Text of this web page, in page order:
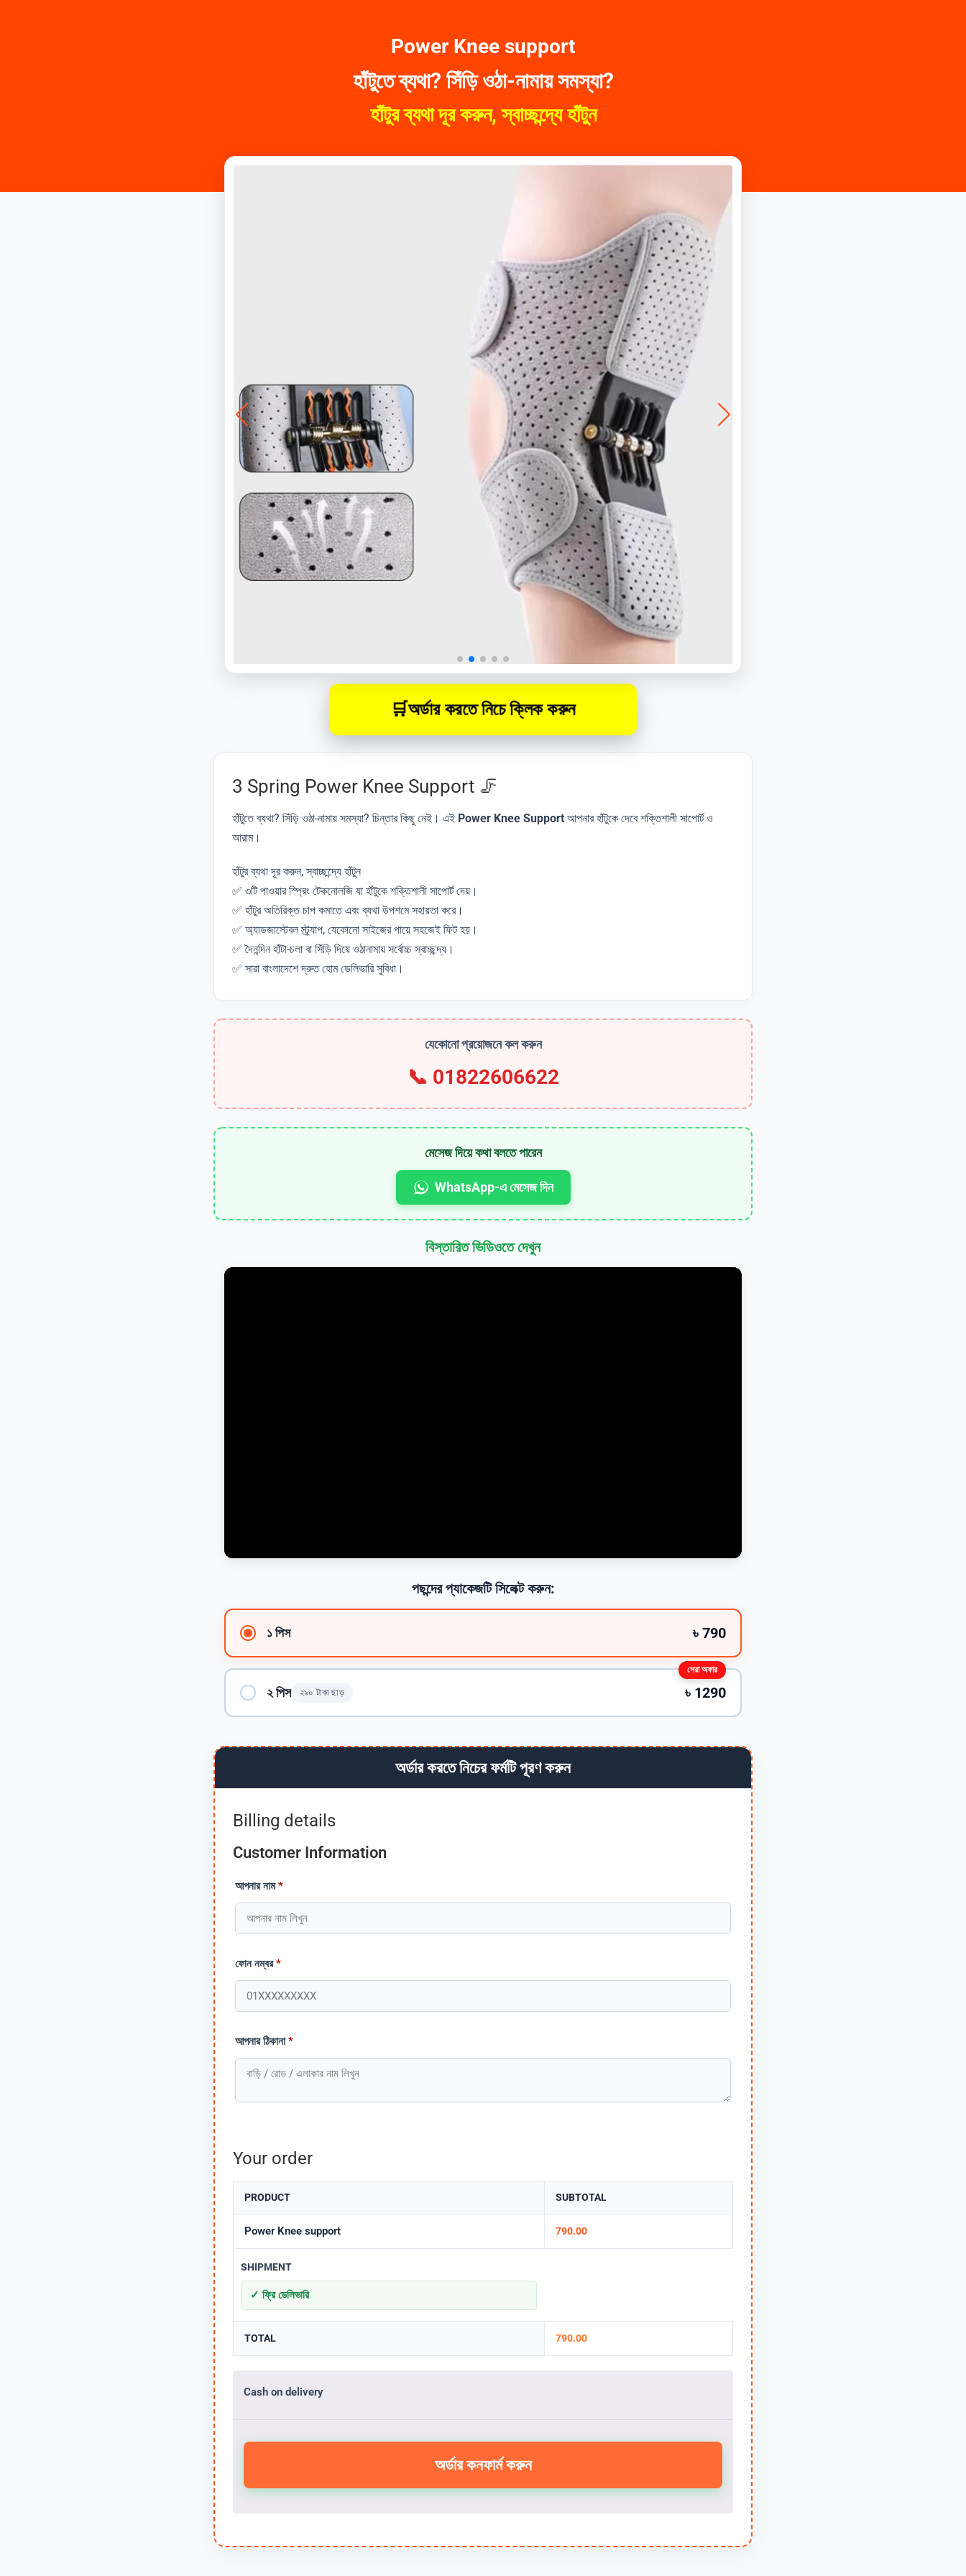
Power Knee support
হাঁটুতে ব্যথা? সিঁড়ি ওঠা-নামায় সমস্যা?
হাঁটুর ব্যথা দূর করুন, স্বাচ্ছন্দ্যে হাঁটুন
🛒অর্ডার করতে নিচে ক্লিক করুন
3 Spring Power Knee Support 🦵
হাঁটুতে ব্যথা? সিঁড়ি ওঠা-নামায় সমস্যা? চিন্তার কিছু নেই। এই Power Knee Support আপনার হাঁটুকে দেবে শক্তিশালী সাপোর্ট ও
আরাম।
হাঁটুর ব্যথা দূর করুন, স্বাচ্ছন্দ্যে হাঁটুন
✅ ৩টি পাওয়ার স্প্রিং টেকনোলজি যা হাঁটুকে শক্তিশালী সাপোর্ট দেয়।
✅ হাঁটুর অতিরিক্ত চাপ কমাতে এবং ব্যথা উপশমে সহায়তা করে।
✅ অ্যাডজাস্টেবল স্ট্র্যাপ, যেকোনো সাইজের পায়ে সহজেই ফিট হয়।
✅ দৈনন্দিন হাঁটা-চলা বা সিঁড়ি দিয়ে ওঠানামায় সর্বোচ্চ স্বাচ্ছন্দ্য।
✅ সারা বাংলাদেশে দ্রুত হোম ডেলিভারি সুবিধা।
যেকোনো প্রয়োজনে কল করুন
📞 01822606622
মেসেজ দিয়ে কথা বলতে পারেন
WhatsApp-এ মেসেজ দিন
বিস্তারিত ভিডিওতে দেখুন
পছন্দের প্যাকেজটি সিলেক্ট করুন:
১ পিস ৳ 790
২ পিস ২৯০ টাকা ছাড় ৳ 1290
সেরা অফার
অর্ডার করতে নিচের ফর্মটি পূরণ করুন
Billing details
Customer Information
আপনার নাম*
ফোন নম্বর*
আপনার ঠিকানা*
Your order
PRODUCT SUBTOTAL
Power Knee support 790.00
SHIPMENT
✓ ফ্রি ডেলিভারি
TOTAL 790.00
Cash on delivery
অর্ডার কনফার্ম করুন